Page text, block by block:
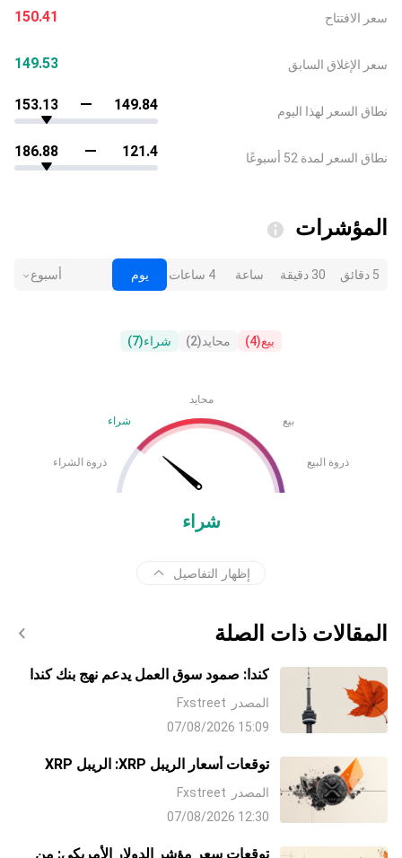
سعر الافتتاح
سعر الإغلاق السابق
نطاق السعر لهذا اليوم
نطاق السعر لمدة 52 أسبوعًا
150.41
149.53
149.84
153.13
121.4
186.88
المؤشرات
5 دقائق 30 دقيقة ساعة 4 ساعات يوم أسبوع
بيع(
4
) محايد(
2
) شراء(
7
)
محايد
بيع
شراء
ذروة البيع ذروة الشراء
شراء
إظهار التفاصيل
المقالات ذات الصلة
كندا: صمود سوق العمل يدعم نهج بنك كندا
الحذر - NBC
المصدر
Fxstreet
15:09 07/08/2026
توقعات أسعار الريبل XRP: الريبل XRP
يقترب من دعم حرج عند 1.00 دولار
المصدر
Fxstreet
12:30 07/08/2026
توقعات سعر مؤشر الدولار الأمريكي: من